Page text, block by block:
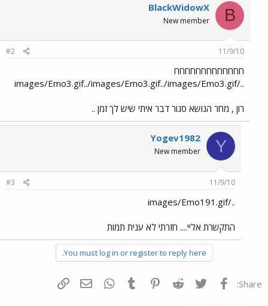
B
BlackWidowX
New member
11/9/10
#2
חחחחחחחחחחחחח
../images/Emo3.gif../images/Emo3.gif../images/Emo3.gif
רון , מחר הנושא סגור דבר איתי שיש לך זמן ..
Y
Yogev1982
New member
11/9/10
#3
../images/Emo191.gif
התקשרת אליי.... חזרתי לא ענית תמות
You must log in or register to reply here.
Share: פייסבוק Twitter
Reddit
Pinterest
Tumblr
WhatsAppדואר אלקטרוני